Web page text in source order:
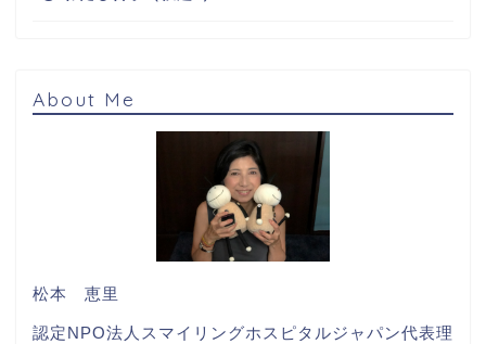
About Me
松本 恵里
認定NPO法人スマイリングホスピタルジャパン代表理